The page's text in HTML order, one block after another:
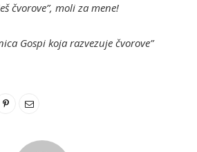
čvorove”, moli za mene!
Gospi koja razvezuje čvorove”